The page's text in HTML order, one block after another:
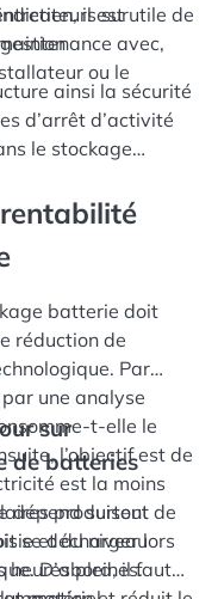
il est utile de
avec,
sur
ou le
ainsi la sécurité
d’arrêt d’activité
le stockage
batterie doit
réduction de
Par
une analyse
t-elle le
l’objectif est de
est la moins
produisent
se décharger lors
heures pleines.
sur
de batteries
dépend surtout de
et du niveau
D’abord, il faut